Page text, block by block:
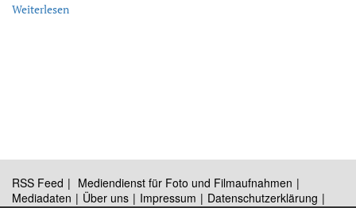
Weiterlesen
RSS Feed
Mediendienst für Foto und Filmaufnahmen
Mediadaten
Über uns Impressum
Datenschutzerklärung